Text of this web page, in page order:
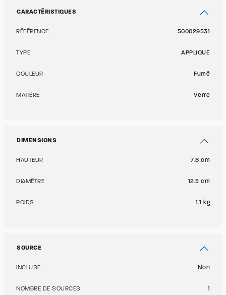
CARACTÉRISTIQUES
RÉFÉRENCE 500029531
TYPE APPLIQUE
COULEUR Fumé
MATIÈRE Verre
DIMENSIONS
HAUTEUR 7.8 cm
DIAMÈTRE 12.5 cm
POIDS 1.1 kg
SOURCE
INCLUSE Non
NOMBRE DE SOURCES 1